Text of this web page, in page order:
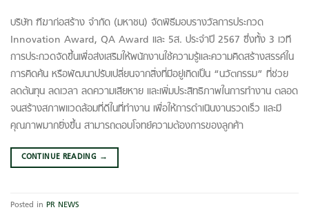
บริษัท ฑีฆาก่อสร้าง จำกัด (มหาชน) จัดพิธีมอบรางวัลการประกวด
Innovation Award, QA Award และ 5ส. ประจำปี 2567 ซึ่งทั้ง 3 เวที
การประกวดจัดขึ้นเพื่อส่งเสริมให้พนักงานใช้ความรู้และความคิดสร้างสรรค์ใน
การคิดค้น หรือพัฒนาปรับเปลี่ยนจากสิ่งที่มีอยู่เกิดเป็น “นวัตกรรม” ที่ช่วย
ลดต้นทุน ลดเวลา ลดความเสียหาย และเพิ่มประสิทธิภาพในการทำงาน ตลอด
จนสร้างสภาพแวดล้อมที่ดีในที่ทำงาน เพื่อให้การดำเนินงานรวดเร็ว และมี
คุณภาพมากยิ่งขึ้น สามารถตอบโจทย์ความต้องการของลูกค้า
CONTINUE READING →
Posted in PR NEWS